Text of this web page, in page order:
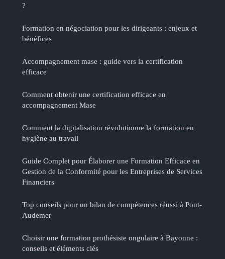
?
Formation en négociation pour les dirigeants : enjeux et
bénéfices
Accompagnement mase : guide vers la certification
efficace
Comment obtenir une certification efficace en
accompagnement Mase
Comment la digitalisation révolutionne la formation en
hygiène au travail
Guide Complet pour Élaborer une Formation Efficace en
Gestion de la Conformité pour les Entreprises de Services
Financiers
Top conseils pour un bilan de compétences réussi à Pont-
Audemer
Choisir une formation prothésiste ongulaire à Bayonne :
conseils et éléments clés